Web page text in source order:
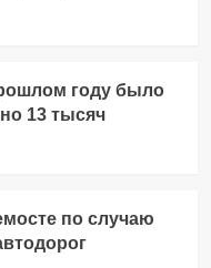
году было
13 тысяч
по случаю